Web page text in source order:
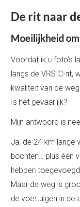
De rit naar
Moeilijkheid
Voordat ik u foto’s
langs de VRSIC-rit,
kwaliteit van de
Is het gevaarlijk?
Mijn antwoord is
Ja, de 24 km lange
bochten… plus één
hebben
Maar de weg is
de voertuigen in de